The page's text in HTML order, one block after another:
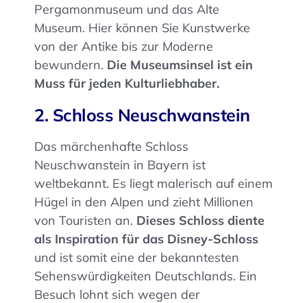
Pergamonmuseum und das Alte
Museum. Hier können Sie Kunstwerke
von der Antike bis zur Moderne
bewundern. Die Museumsinsel ist ein
Muss für jeden Kulturliebhaber.
2. Schloss Neuschwanstein
Das märchenhafte Schloss
Neuschwanstein in Bayern ist
weltbekannt. Es liegt malerisch auf einem
Hügel in den Alpen und zieht Millionen
von Touristen an. Dieses Schloss diente
als Inspiration für das Disney-Schloss
und ist somit eine der bekanntesten
Sehenswürdigkeiten Deutschlands. Ein
Besuch lohnt sich wegen der